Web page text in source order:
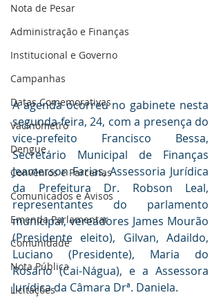
Nota de Pesar
Administração e Finanças
Institucional e Governo
Campanhas
Datas Comemorativas
Vacinômetro
Dengue
Convênios e Parcerias
Comunicados e Avisos
Emenda Parlamentar
Comunidade
Nota Pública
Licitações
A agenda ocorreu no gabinete nesta
segunda-feira, 24, com a presença do
vice-prefeito Francisco Bessa,
Secretário Municipal de Finanças
Jeamerson Farias, Assessoria Jurídica
da Prefeitura Dr. Robson Leal,
representantes do parlamento
municipal, vereadores James Mourão
(Presidente eleito), Gilvan, Adaildo,
Luciano (Presidente), Maria do
Rosário (Cai-Nágua), e a Assessora
Jurídica da Câmara Drª. Daniela.